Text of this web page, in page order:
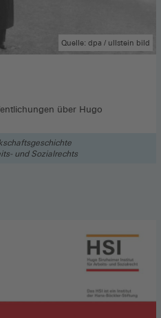
Quelle: dpa / ullstein bild
über Hugo
und Sozialrechts